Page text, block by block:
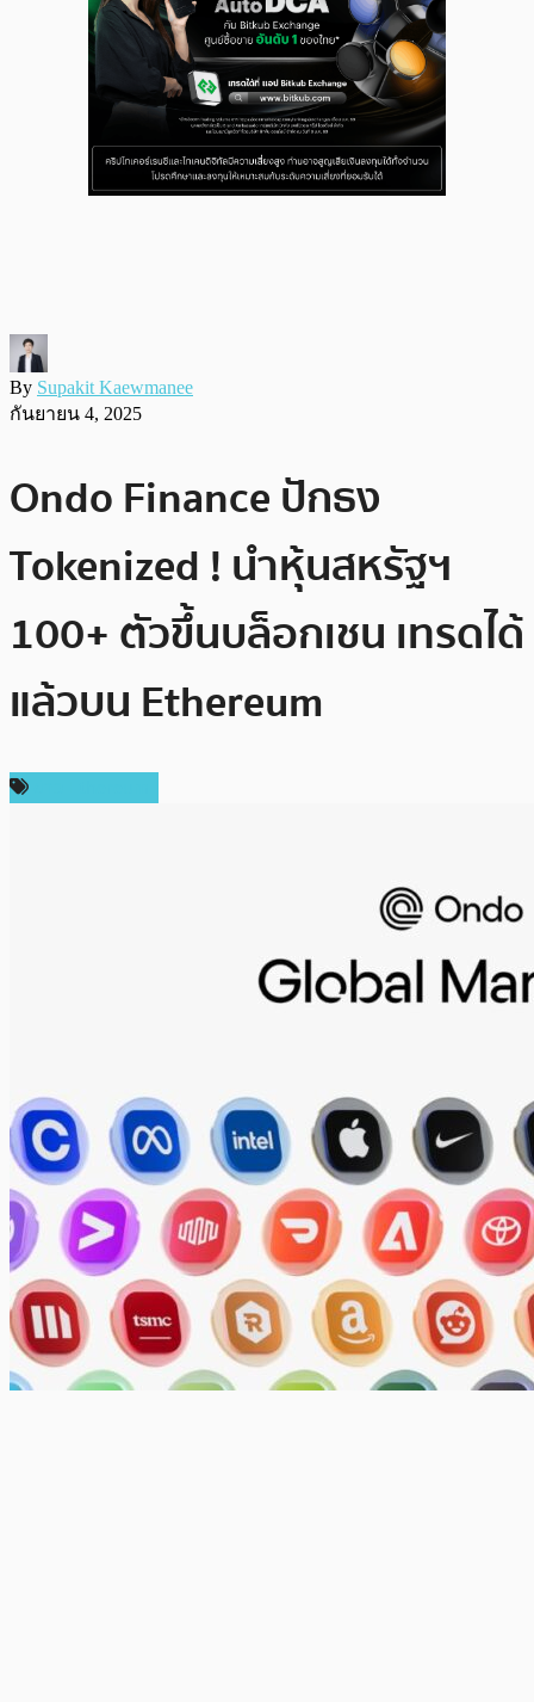
By Supakit Kaewmanee
กันยายน 4, 2025
Ondo Finance ปักธง
Tokenized ! นำหุ้นสหรัฐฯ
100+ ตัวขึ้นบล็อกเชน เทรดได้
แล้วบน Ethereum